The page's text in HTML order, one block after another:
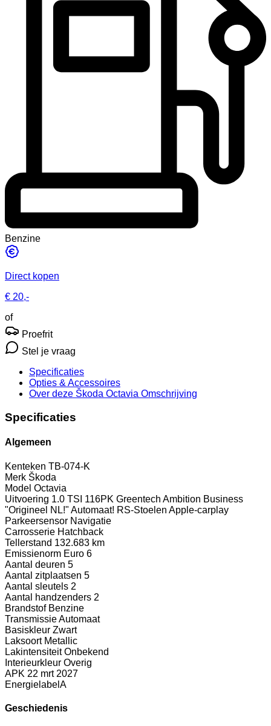
Benzine
Direct kopen
€ 20,-
of
Proefrit
Stel je vraag
Specificaties
Opties & Accessoires
Over deze Škoda Octavia Omschrijving
Specificaties
Algemeen
Kenteken TB-074-K
Merk Škoda
Model Octavia
Uitvoering 1.0 TSI 116PK Greentech Ambition Business
"Origineel NL!" Automaat! RS-Stoelen Apple-carplay
Parkeersensor Navigatie
Carrosserie Hatchback
Tellerstand 132.683 km
Emissienorm Euro 6
Aantal deuren 5
Aantal zitplaatsen 5
Aantal sleutels 2
Aantal handzenders 2
Brandstof Benzine
TransmissieAutomaat
Basiskleur Zwart
Laksoort Metallic
Lakintensiteit Onbekend
Interieurkleur Overig
APK 22 mrt 2027
Energielabel A
Geschiedenis